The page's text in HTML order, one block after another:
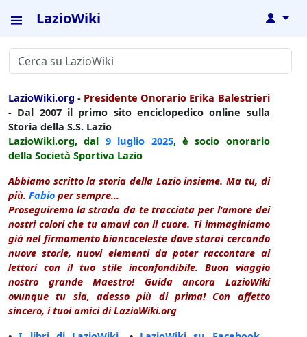
LazioWiki ↓
LazioWiki.org - Presidente Onorario Erika Balestrieri
- Dal 2007 il primo sito enciclopedico online sulla
Storia della S.S. Lazio
LazioWiki.org, dal 9 luglio 2025, è socio onorario
della Società Sportiva Lazio
Abbiamo scritto la storia della Lazio insieme. Ma tu, di
più. Fabio per sempre...
Proseguiremo la strada da te tracciata per l'amore dei
nostri colori che tu amavi con il cuore. Ti immaginiamo
già nel firmamento biancoceleste dove starai cercando
nuove storie, nuovi elementi da poter raccontare ai
lettori con il tuo stile inconfondibile. Buon viaggio
nostro grande Maestro! Guida ancora LazioWiki
ovunque tu sia, adesso più di prima! Con affetto
sincero, i tuoi amici di LazioWiki.org